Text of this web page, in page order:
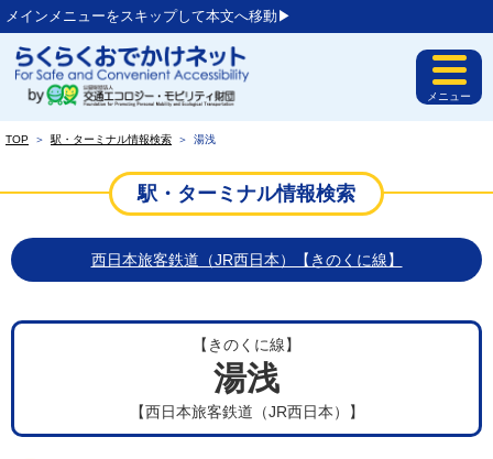
メインメニューをスキップして本文へ移動▶︎
メニュー
TOP ＞ 駅・ターミナル情報検索 ＞ 湯浅
駅・ターミナル情報検索
西日本旅客鉄道（JR西日本）【きのくに線】
【きのくに線】
湯浅
【西日本旅客鉄道（JR西日本）】